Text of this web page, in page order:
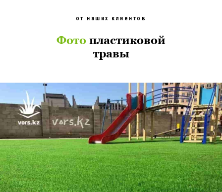
от наших клиентов
Фото пластиковой
травы